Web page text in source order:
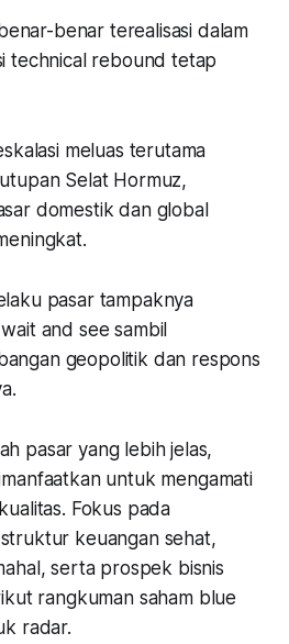
benar terealisasi dalam
technical rebound tetap
meluas terutama
Selat Hormuz,
domestik dan global
pasar tampaknya
and see sambil
geopolitik dan respons
pasar yang lebih jelas,
untuk mengamati
Fokus pada
keuangan sehat,
serta prospek bisnis
rangkuman saham blue
radar.